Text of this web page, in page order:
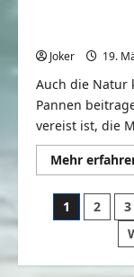
Joker 19.
Auch die Natur
Pannen
vereist ist, die
Mehr
Beiträge
1 2 3